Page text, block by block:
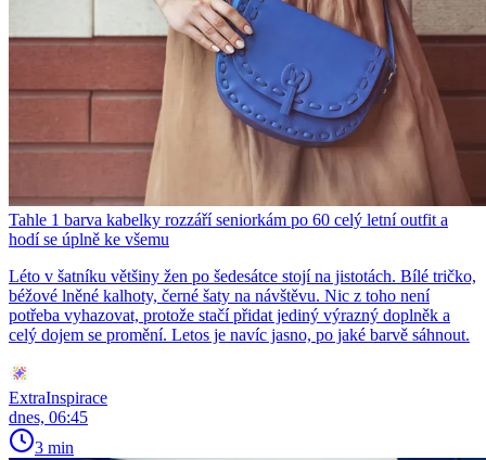
Tahle 1 barva kabelky rozzáří seniorkám po 60 celý letní outfit a
hodí se úplně ke všemu
Léto v šatníku většiny žen po šedesátce stojí na jistotách. Bílé tričko,
béžové lněné kalhoty, černé šaty na návštěvu. Nic z toho není
potřeba vyhazovat, protože stačí přidat jediný výrazný doplněk a
celý dojem se promění. Letos je navíc jasno, po jaké barvě sáhnout.
ExtraInspirace
dnes, 06:45
3 min